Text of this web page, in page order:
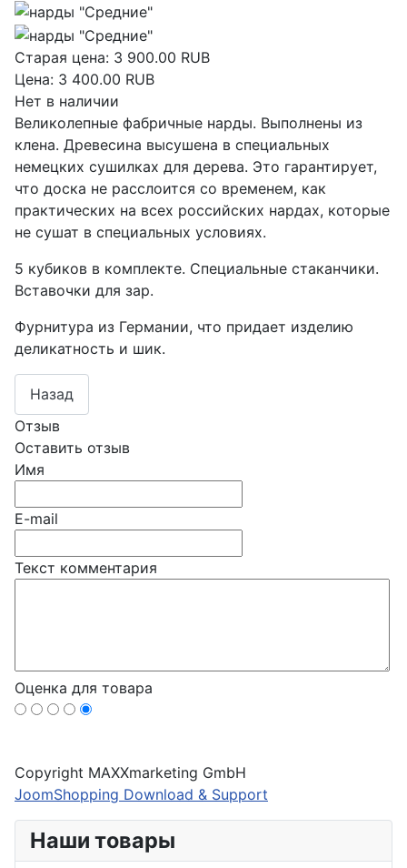
Наши товары
Старая цена: 3 900.00 RUB
Цена: 3 400.00 RUB
Нет в наличии
Великолепные фабричные нарды. Выполнены из
клена. Древесина высушена в специальных
немецких сушилках для дерева. Это гарантирует,
что доска не расслоится со временем, как
практических на всех российских нардах, которые
не сушат в специальных условиях.
5 кубиков в комплекте. Специальные стаканчики.
Вставочки для зар.
Фурнитура из Германии, что придает изделию
деликатность и шик.
Отзыв
Оставить отзыв
Имя
E-mail
Текст комментария
Оценка для товара
Copyright MAXXmarketing GmbH
JoomShopping Download & Support